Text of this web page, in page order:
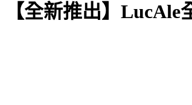
【全新推出】LucAle